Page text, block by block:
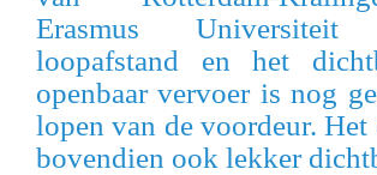
Erasmus
loopafstand en het
openbaar vervoer is nog
lopen van de voordeur. Het
bovendien ook lekker